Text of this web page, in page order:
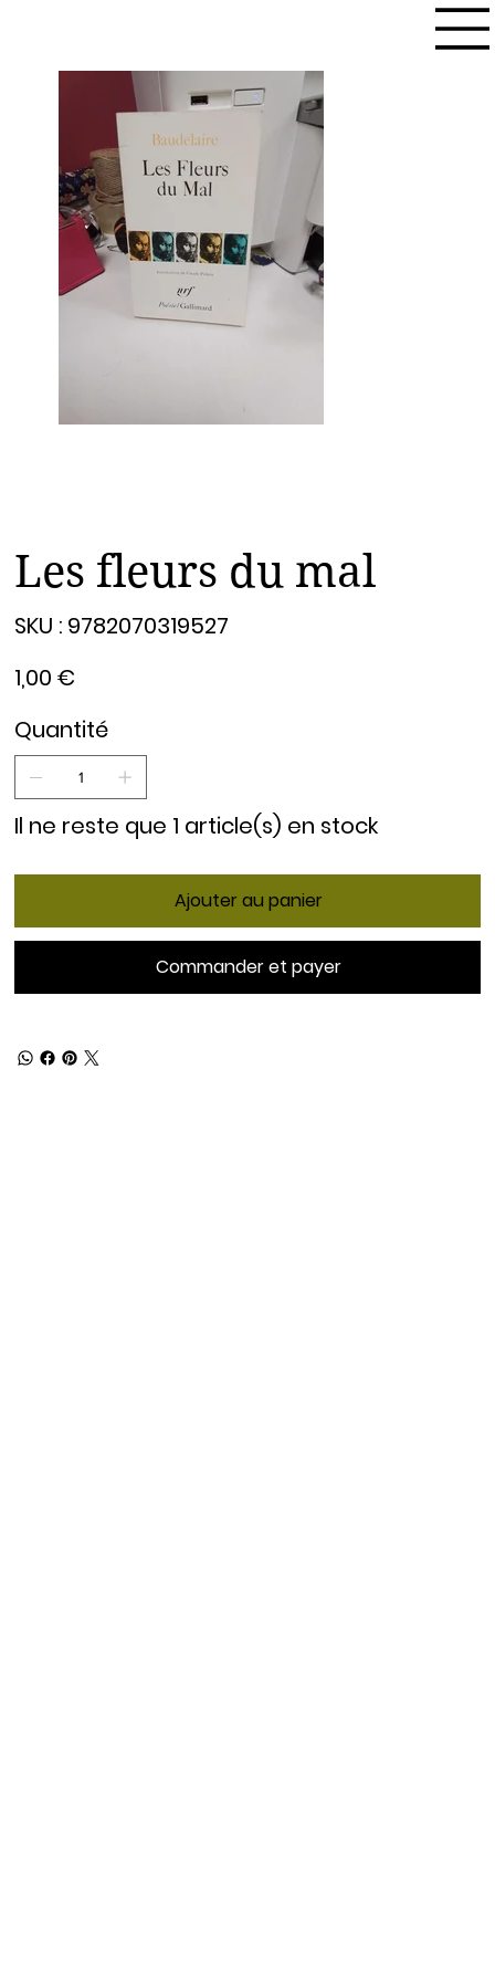
Les fleurs du mal
SKU : 9782070319527
9782070319527
1,00 €
Quantité
Il ne reste que 1 article(s) en stock
Ajouter au panier
Commander et payer